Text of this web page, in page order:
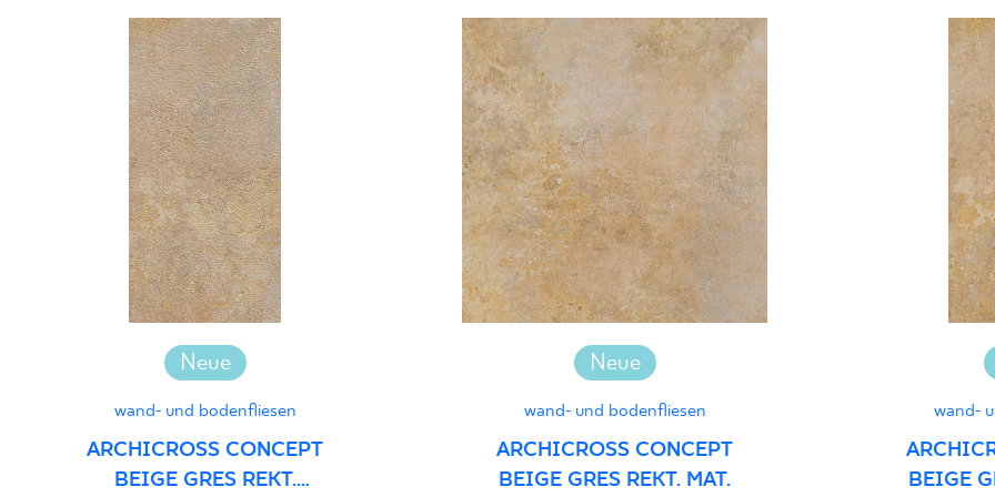
Certyfikat
Normą 17/N/20-1 -
Certyfikat
wyrobu znakiem
Certyfikat
wyrobu znakiem
Neue
wand- und bodenfliesen
ARCHICROSS CONCEPT
BEIGE GRES REKT.
Neue
wand- und bodenfliesen
ARCHICROSS CONCEPT
BEIGE GRES REKT. MAT.
wand-
BEIGE